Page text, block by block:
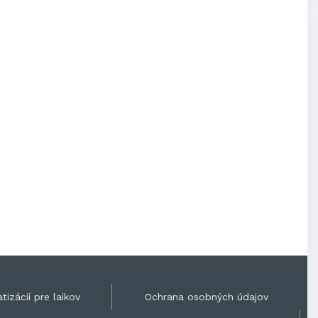
pre laikov Ochrana osobných údajov